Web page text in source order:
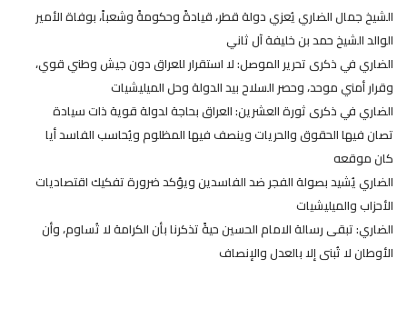
الشيخ جمال الضاري يُعزي دولة قطر، قيادةً وحكومةً وشعباً، بوفاة الأمير
الوالد الشيخ حمد بن خليفة آل ثاني
الضاري في ذكرى تحرير الموصل: لا استقرار للعراق دون جيش وطني قوي،
وقرار أمني موحد، وحصر السلاح بيد الدولة وحل الميليشيات
الضاري في ذكرى ثورة العشرين: العراق بحاجة لدولة قوية ذات سيادة
تصان فيها الحقوق والحريات وينصف فيها المظلوم ويُحاسب الفاسد أيا
كان موقعه
الضاري يُشيد بصولة الفجر ضد الفاسدين ويؤكد ضرورة تفكيك اقتصاديات
الأحزاب والميليشيات
الضاري: تبقى رسالة الامام الحسين حيةً تذكرنا بأن الكرامة لا تُساوم، وأن
الأوطان لا تُبنى إلا بالعدل والإنصاف